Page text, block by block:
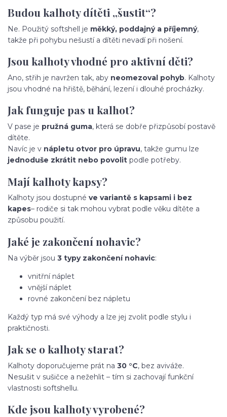
Budou kalhoty dítěti „šustit“?
Ne. Použitý softshell je měkký, poddajný a příjemný,
takže při pohybu nešustí a dítěti nevadí při nošení.
Jsou kalhoty vhodné pro aktivní děti?
Ano, střih je navržen tak, aby neomezoval pohyb. Kalhoty
jsou vhodné na hřiště, běhání, lezení i dlouhé procházky.
Jak funguje pas u kalhot?
V pase je pružná guma, která se dobře přizpůsobí postavě
dítěte.
Navíc je v nápletu otvor pro úpravu, takže gumu lze
jednoduše zkrátit nebo povolit podle potřeby.
Mají kalhoty kapsy?
Kalhoty jsou dostupné ve variantě s kapsami i bez
kapes– rodiče si tak mohou vybrat podle věku dítěte a
způsobu použití.
Jaké je zakončení nohavic?
Na výběr jsou 3 typy zakončení nohavic:
vnitřní náplet
vnější náplet
rovné zakončení bez nápletu
Každý typ má své výhody a lze jej zvolit podle stylu i
praktičnosti.
Jak se o kalhoty starat?
Kalhoty doporučujeme prát na 30 °C, bez aviváže.
Nesušit v sušičce a nežehlit – tím si zachovají funkční
vlastnosti softshellu.
Kde jsou kalhoty vyrobené?